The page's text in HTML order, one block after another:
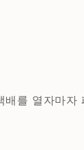
를 열자마